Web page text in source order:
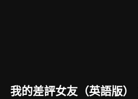
我的差評女友（英語版）